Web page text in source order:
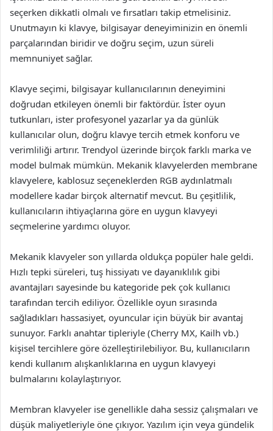
seçerken dikkatli olmalı ve fırsatları takip etmelisiniz.
Unutmayın ki klavye, bilgisayar deneyiminizin en önemli
parçalarından biridir ve doğru seçim, uzun süreli
memnuniyet sağlar.
Klavye seçimi, bilgisayar kullanıcılarının deneyimini
doğrudan etkileyen önemli bir faktördür. İster oyun
tutkunları, ister profesyonel yazarlar ya da günlük
kullanıcılar olun, doğru klavye tercih etmek konforu ve
verimliliği artırır. Trendyol üzerinde birçok farklı marka ve
model bulmak mümkün. Mekanik klavyelerden membrane
klavyelere, kablosuz seçeneklerden RGB aydınlatmalı
modellere kadar birçok alternatif mevcut. Bu çeşitlilik,
kullanıcıların ihtiyaçlarına göre en uygun klavyeyi
seçmelerine yardımcı oluyor.
Mekanik klavyeler son yıllarda oldukça popüler hale geldi.
Hızlı tepki süreleri, tuş hissiyatı ve dayanıklılık gibi
avantajları sayesinde bu kategoride pek çok kullanıcı
tarafından tercih ediliyor. Özellikle oyun sırasında
sağladıkları hassasiyet, oyuncular için büyük bir avantaj
sunuyor. Farklı anahtar tipleriyle (Cherry MX, Kailh vb.)
kişisel tercihlere göre özelleştirilebiliyor. Bu, kullanıcıların
kendi kullanım alışkanlıklarına en uygun klavyeyi
bulmalarını kolaylaştırıyor.
Membran klavyeler ise genellikle daha sessiz çalışmaları ve
düşük maliyetleriyle öne çıkıyor. Yazılım için veya gündelik